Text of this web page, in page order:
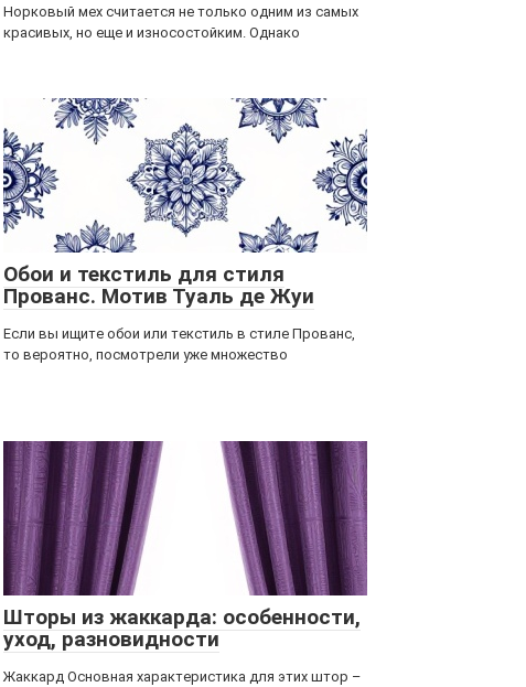
Норковый мех считается не только одним из самых
красивых, но еще и износостойким. Однако
Обои и текстиль для стиля
Прованс. Мотив Туаль де Жуи
Если вы ищите обои или текстиль в стиле Прованс,
то вероятно, посмотрели уже множество
Шторы из жаккарда: особенности,
уход, разновидности
Жаккард Основная характеристика для этих штор –